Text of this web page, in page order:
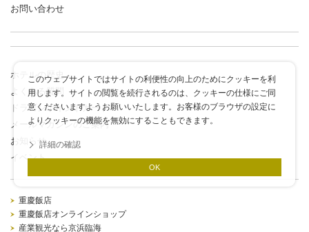
このウェブサイトではサイトの利便性の向上のためにクッキーを利
用します。サイトの閲覧を続行されるのは、クッキーの仕様にご同
意くださいますようお願いいたします。お客様のブラウザの設定に
よりクッキーの機能を無効にすることもできます。
詳細の確認
OK
お問い合わせ
ホテルの歴史
よくある質問
ドラゴンポイントカード
メールマガジンのご案内
お知らせ
イベント
重慶飯店
重慶飯店オンラインショップ
産業観光なら京浜臨海